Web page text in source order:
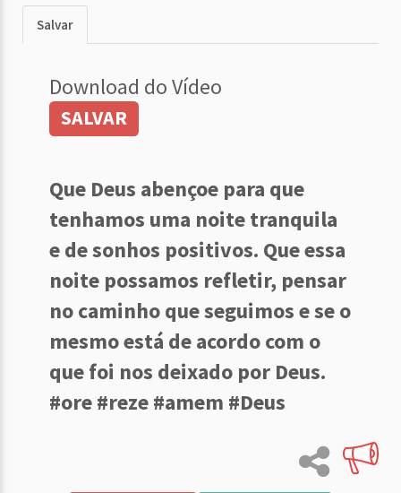
Salvar
Download do Vídeo
SALVAR
Que Deus abençoe para que
tenhamos uma noite tranquila
e de sonhos positivos. Que essa
noite possamos refletir, pensar
no caminho que seguimos e se o
mesmo está de acordo com o
que foi nos deixado por Deus.
#ore #reze #amem #Deus